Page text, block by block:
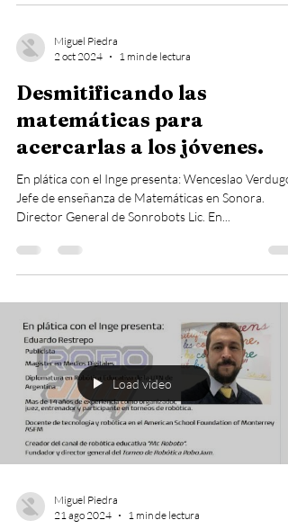
Miguel Piedra
2 oct 2024
1 min de lectura
Desmitificando las
matemáticas para
acercarlas a los jóvenes.
En plática con el Inge presenta: Wenceslao Verdugo
Jefe de enseñanza de Matemáticas en Sonora.
Director General de Sonrobots Lic. En...
Load video
Miguel Piedra
21 ago 2024
1 min de lectura